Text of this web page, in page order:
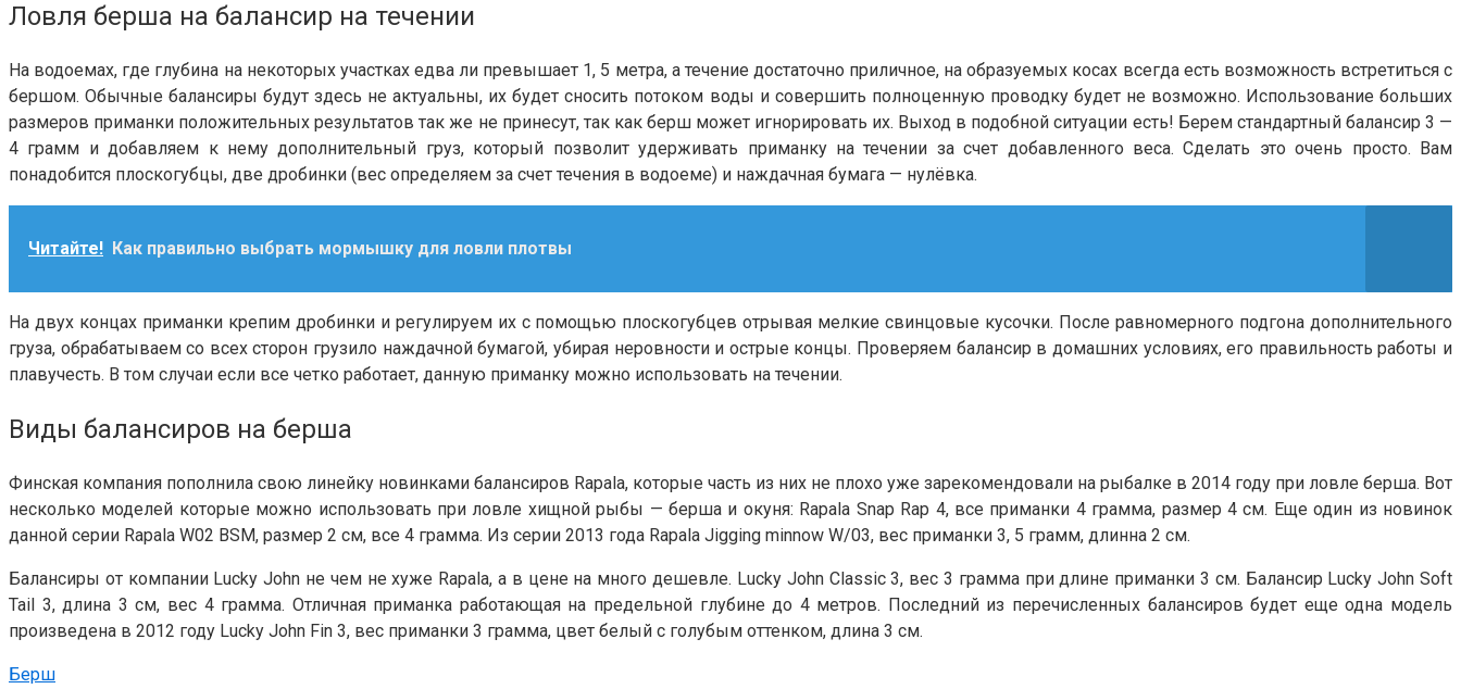
Ловля берша на балансир на течении
На водоемах, где глубина на некоторых участках едва ли превышает 1, 5 метра, а течение достаточно приличное, на образуемых косах всегда есть возможность встретиться с
бершом. Обычные балансиры будут здесь не актуальны, их будет сносить потоком воды и совершить полноценную проводку будет не возможно. Использование больших
размеров приманки положительных результатов так же не принесут, так как берш может игнорировать их. Выход в подобной ситуации есть! Берем стандартный балансир 3 —
4 грамм и добавляем к нему дополнительный груз, который позволит удерживать приманку на течении за счет добавленного веса. Сделать это очень просто. Вам
понадобится плоскогубцы, две дробинки (вес определяем за счет течения в водоеме) и наждачная бумага — нулёвка.
Читайте! Как правильно выбрать мормышку для ловли плотвы
На двух концах приманки крепим дробинки и регулируем их с помощью плоскогубцев отрывая мелкие свинцовые кусочки. После равномерного подгона дополнительного
груза, обрабатываем со всех сторон грузило наждачной бумагой, убирая неровности и острые концы. Проверяем балансир в домашних условиях, его правильность работы и
плавучесть. В том случаи если все четко работает, данную приманку можно использовать на течении.
Виды балансиров на берша
Финская компания пополнила свою линейку новинками балансиров Rapala, которые часть из них не плохо уже зарекомендовали на рыбалке в 2014 году при ловле берша. Вот
несколько моделей которые можно использовать при ловле хищной рыбы — берша и окуня: Rapala Snap Rap 4, все приманки 4 грамма, размер 4 см. Еще один из новинок
данной серии Rapala W02 BSM, размер 2 см, все 4 грамма. Из серии 2013 года Rapala Jigging minnow W/03, вес приманки 3, 5 грамм, длинна 2 см.
Балансиры от компании Lucky John не чем не хуже Rapala, а в цене на много дешевле. Lucky John Classic 3, вес 3 грамма при длине приманки 3 см. Балансир Lucky John Soft
Tail 3, длина 3 см, вес 4 грамма. Отличная приманка работающая на предельной глубине до 4 метров. Последний из перечисленных балансиров будет еще одна модель
произведена в 2012 году Lucky John Fin 3, вес приманки 3 грамма, цвет белый с голубым оттенком, длина 3 см.
Берш